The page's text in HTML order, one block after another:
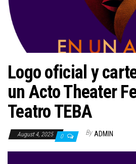
Logo oficial y
un Acto Theater
Teatro TEBA
August 4, 2025 0 By ADMIN